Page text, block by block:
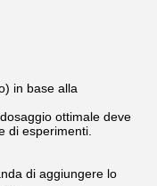
in base alla
ottimale deve
di esperimenti.
di aggiungere lo